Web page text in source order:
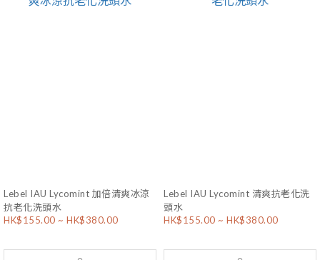
Lebel IAU Lycomint 加倍清爽冰涼
抗老化洗頭水
HK$155.00 ~ HK$380.00
Lebel IAU Lycomint 清爽抗老化洗
頭水
HK$155.00 ~ HK$380.00